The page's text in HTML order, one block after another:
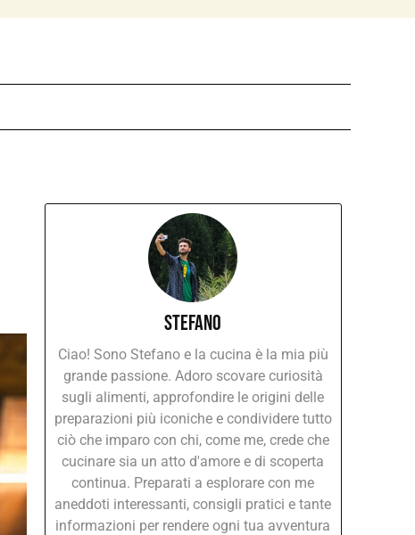
Stefano
Ciao! Sono Stefano e la cucina è la mia più
grande passione. Adoro scovare curiosità
sugli alimenti, approfondire le origini delle
preparazioni più iconiche e condividere tutto
ciò che imparo con chi, come me, crede che
cucinare sia un atto d'amore e di scoperta
continua. Preparati a esplorare con me
aneddoti interessanti, consigli pratici e tante
informazioni per rendere ogni tua avventura